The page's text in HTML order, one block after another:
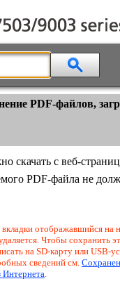
PDF-файлов,
скачать с веб-страниц
PDF-файла не
отображавшийся на
Чтобы сохранить
на SD-карту или USB-
сведений см.
Интернета.